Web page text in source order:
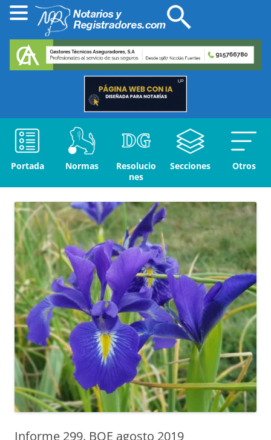
Portada Normas
Resolucio
nes
Secciones Otros
Informe 299. BOE agosto 2019